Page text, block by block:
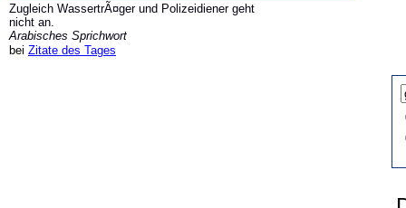
Zugleich WassertrÃ¤ger und Polizeidiener geht
nicht an.
Arabisches Sprichwort
bei Zitate des Tages